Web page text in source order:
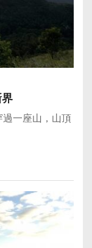
界
一座山，山頂